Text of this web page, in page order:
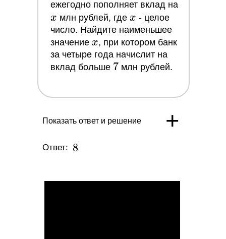
ежегодно пополняет вклад на
x млн рублей, где x
x - целое
число. Найдите наименьшее
значение x
x, при котором банк
за четыре года начислит на
вклад больше 7
7 млн рублей.
Показать ответ и решение +
Ответ: 8
8
Начать бесплатно
+7 (966) 999-42-03
+7 (495) 085-04-95
ПОДПИСЫВАЙСЯ